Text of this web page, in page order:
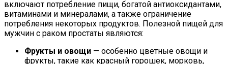
включают потребление пищи, богатой антиоксидантами,
витаминами и минералами, а также ограничение
потребления некоторых продуктов. Полезной пищей для
мужчин с раком простаты являются:
Фрукты и овощи — особенно цветные овощи и
фрукты, такие как красный горошек, морковь,